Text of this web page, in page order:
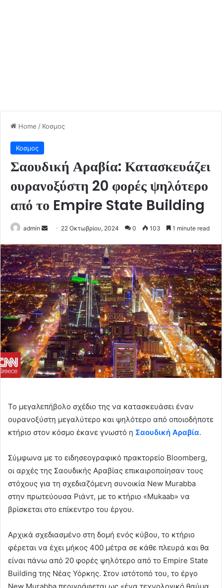
Home / Κοσμος
Κοσμος
Σαουδική Αραβία: Κατασκευάζει
ουρανοξύστη 20 φορές ψηλότερο
από το Empire State Building
admin
Send
email
22 Οκτωβρίου, 2024 0 103 1 minute read
Το μεγαλεπήβολο σχέδιο της να κατασκευάσει έναν
ουρανοξύστη μεγαλύτερο και ψηλότερο από οποιοδήποτε
κτήριο στον κόσμο έκανε γνωστό η Σαουδική Αραβία.
Σύμφωνα με το ειδησεογραφικό πρακτορείο Bloomberg,
οι αρχές της Σαουδικής Αραβίας επικαιροποίησαν τους
στόχους για τη σχεδιαζόμενη συνοικία New Murabba
στην πρωτεύουσα Ριάντ, με το κτήριο «Mukaab» να
βρίσκεται στο επίκεντρο του έργου.
Αρχικά σχεδιασμένο στη δομή ενός κύβου, το κτήριο
φέρεται να έχει μήκος 400 μέτρα σε κάθε πλευρά και θα
είναι πάνω από 20 φορές ψηλότερο από το Empire State
Building της Νέας Υόρκης. Στον ιστότοπό του, το έργο
New Murabba περιγράφεται ως «ένα τεχνολογικό θαύμα